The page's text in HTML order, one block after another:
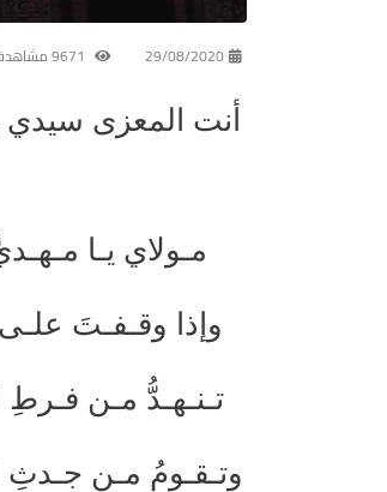
29/08/2020
أنت المعزى
مـولاي يـا
وإذا وقـفـتَ
تـنـهـدُّ مـن فـرطِ
وتـقـومُ مـن جـدثِ